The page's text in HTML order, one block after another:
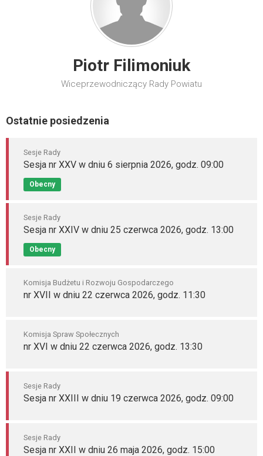
Piotr Filimoniuk
Wiceprzewodniczący Rady Powiatu
Ostatnie posiedzenia
Sesje Rady
Sesja nr XXV w dniu 6 sierpnia 2026, godz. 09:00
Obecny
Sesje Rady
Sesja nr XXIV w dniu 25 czerwca 2026, godz. 13:00
Obecny
Komisja Budżetu i Rozwoju Gospodarczego
nr XVII w dniu 22 czerwca 2026, godz. 11:30
Komisja Spraw Społecznych
nr XVI w dniu 22 czerwca 2026, godz. 13:30
Sesje Rady
Sesja nr XXIII w dniu 19 czerwca 2026, godz. 09:00
Sesje Rady
Sesja nr XXII w dniu 26 maja 2026, godz. 15:00